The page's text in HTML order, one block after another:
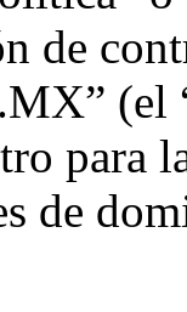
de
(el
para
de